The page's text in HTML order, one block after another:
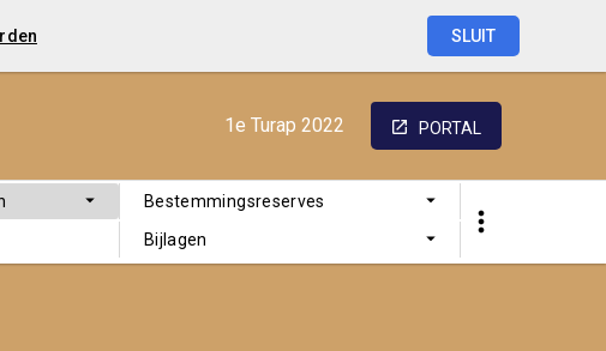
SLUIT
1e Turap 2022 PORTAL
Bestemmingsreserves
Bijlagen